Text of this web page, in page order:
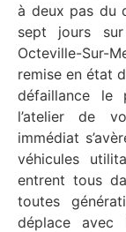
à deux pas du
sept jours
Octeville-Sur-
remise en état
défaillance le
l’atelier de
immédiat
véhicules
entrent tous
toutes
déplace avec